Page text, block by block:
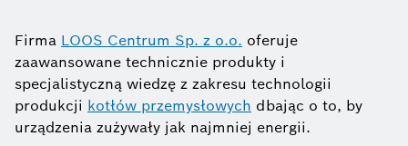
Firma LOOS Centrum Sp. z o.o. oferuje
zaawansowane technicznie produkty i
specjalistyczną wiedzę z zakresu technologii
produkcji kotłów przemysłowych dbając o to, by
urządzenia zużywały jak najmniej energii.